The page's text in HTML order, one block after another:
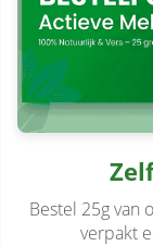
Bestel 25g van
verpakt